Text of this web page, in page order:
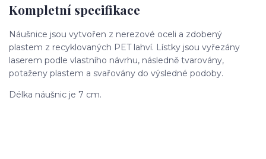
Kompletní specifikace
Náušnice jsou vytvořen z nerezové oceli a zdobený
plastem z recyklovaných PET lahví. Lístky jsou vyřezány
laserem podle vlastního návrhu, následně tvarovány,
potaženy plastem a svařovány do výsledné podoby.
Délka náušnic je 7 cm.